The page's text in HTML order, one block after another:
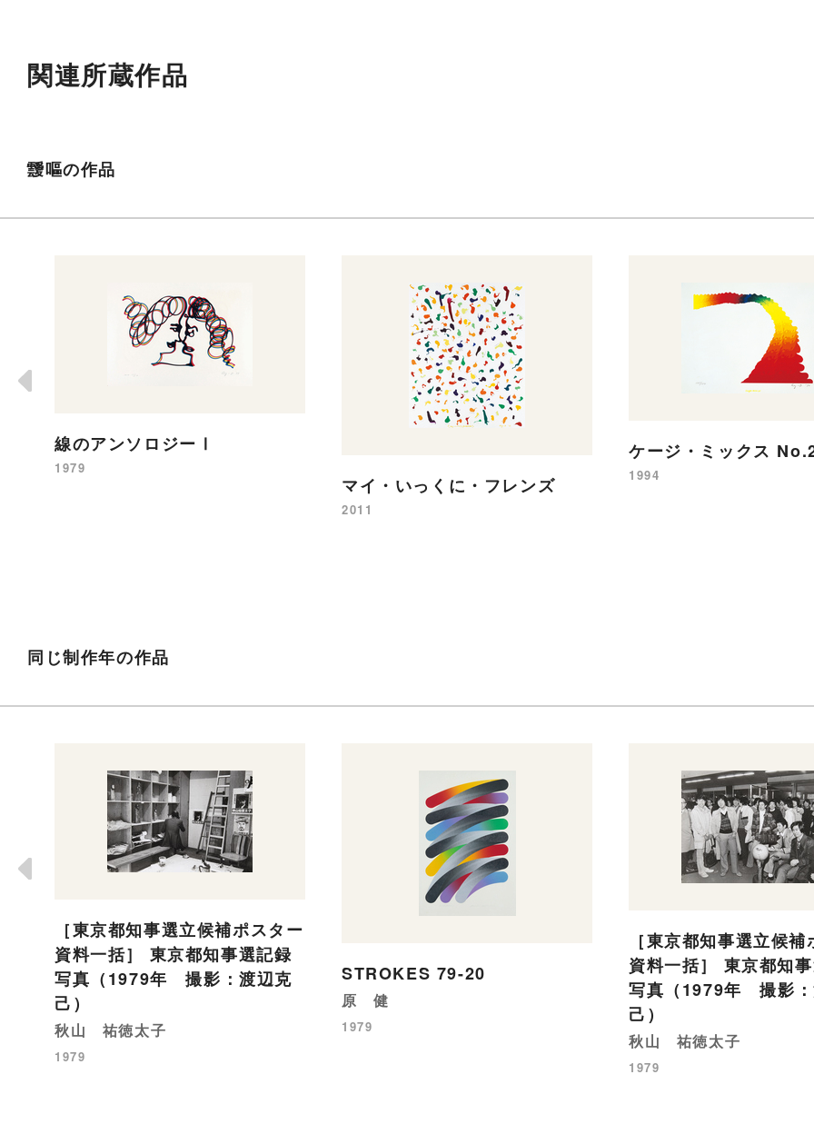
関連所蔵作品
靉嘔の作品
線のアンソロジーⅠ
1979
マイ・いっくに・フレンズ
2011
ケージ・ミックス
1994
同じ制作年の作品
［東京都知事選立候補ポスター
資料一括］ 東京都知事選記録
写真（1979年 撮影：渡辺克
己）
秋山 祐徳太子
1979
STROKES 79-20
原 健
1979
［東京都知事選立候
資料一括］ 東京都知
写真（1979年 撮影
己）
秋山 祐徳太子
1979